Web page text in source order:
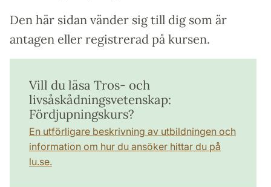
Den här sidan vänder sig till dig som är
antagen eller registrerad på kursen.
Vill du läsa Tros- och
livsåskådningsvetenskap:
Fördjupningskurs?
En utförligare beskrivning av utbildningen och
information om hur du ansöker hittar du på
lu.se.